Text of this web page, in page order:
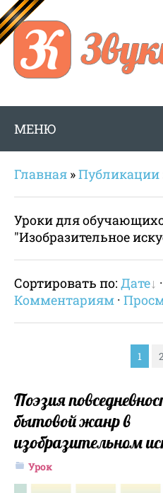
МЕНЮ
Главная »Публикации
Уроки для
"Изобразительное
Сортировать по: Дате ·
Комментариям ·
1 2
Поэзия
бытовой жанр в
изобразительном
Урок